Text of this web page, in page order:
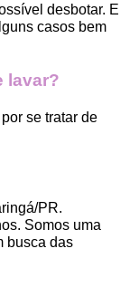
desbotar. E
casos bem
lavar?
se tratar de
PR.
Somos uma
busca das